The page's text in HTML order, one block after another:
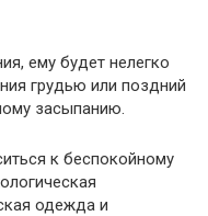
ему будет нелегко
грудью или поздний
засыпанию.
к беспокойному
одежда и